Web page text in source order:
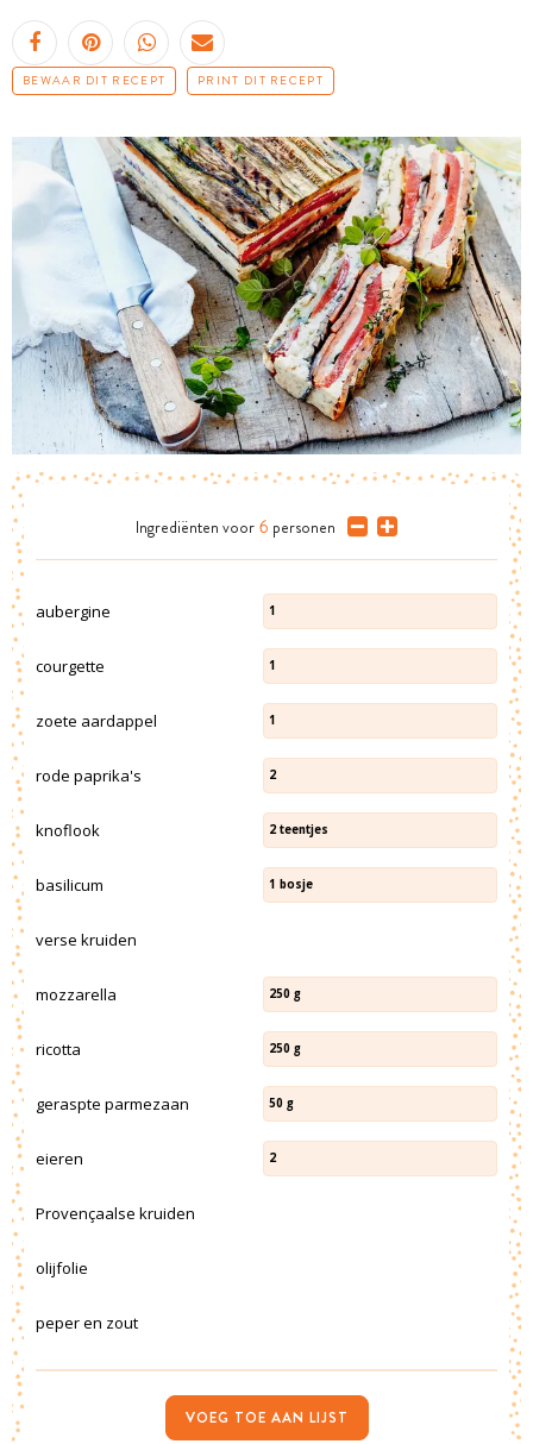
BEWAAR DIT RECEPT PRINT DIT RECEPT
Ingrediënten voor 6 personen
aubergine 1
courgette 1
zoete aardappel 1
rode paprika's 2
knoflook 2 teentjes
basilicum 1 bosje
verse kruiden
mozzarella 250 g
ricotta 250 g
geraspte parmezaan 50 g
eieren 2
Provençaalse kruiden
olijfolie
peper en zout
VOEG TOE AAN LIJST